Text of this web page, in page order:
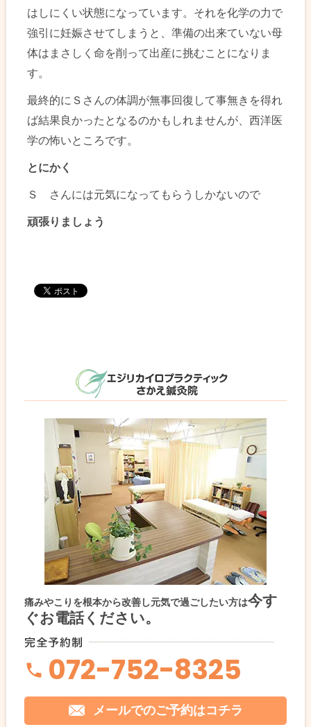
はしにくい状態になっています。それを化学の力で
強引に妊娠させてしまうと、準備の出来ていない母
体はまさしく命を削って出産に挑むことになりま
す。
最終的にＳさんの体調が無事回復して事無きを得れ
ば結果良かったとなるのかもしれませんが、西洋医
学の怖いところです。
とにかく
Ｓ さんには元気になってもらうしかないので
頑張りましょう
痛みやこりを根本から改善し元気で過ごしたい方は今す
ぐお電話ください。
072-752-8325
メールでのご予約はコチラ